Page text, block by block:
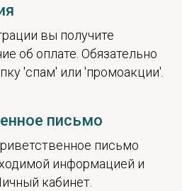
вы получите
об оплате. Обязательно
'спам' или 'промоакции'.
письмо
письмо
информацией и
кабинет.